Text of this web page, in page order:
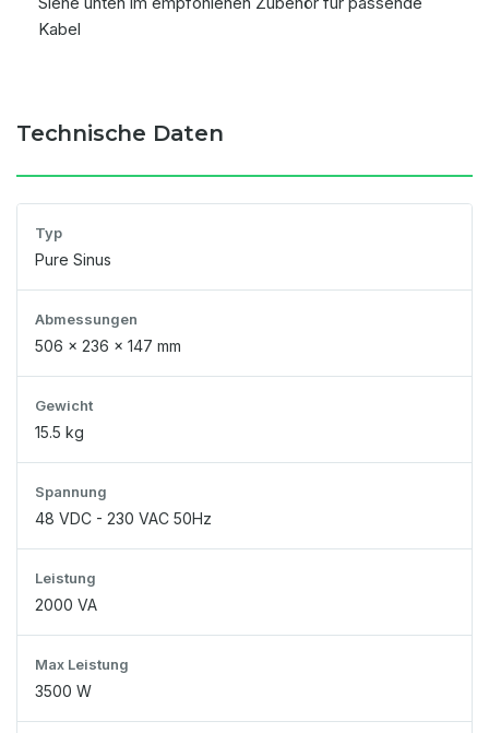
Kabel
Technische Daten
Typ
Pure Sinus
Abmessungen
506 x 236 x 147 mm
Gewicht
15.5 kg
Spannung
48 VDC - 230 VAC 50Hz
Leistung
2000 VA
Max Leistung
3500 W